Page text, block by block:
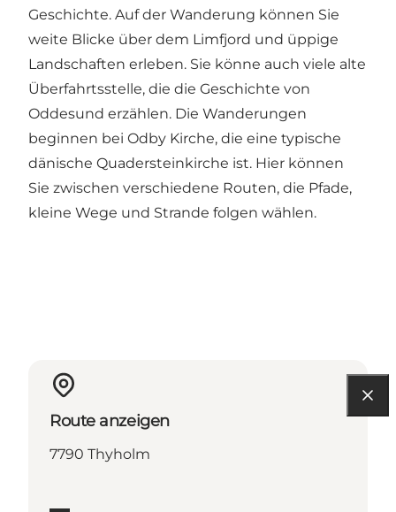
Geschichte. Auf der Wanderung können Sie
weite Blicke über dem Limfjord und üppige
Landschaften erleben. Sie könne auch viele alte
Überfahrtsstelle, die die Geschichte von
Oddesund erzählen. Die Wanderungen
beginnen bei Odby Kirche, die eine typische
dänische Quadersteinkirche ist. Hier können
Sie zwischen verschiedene Routen, die Pfade,
kleine Wege und Strande folgen wählen.
Route anzeigen
7790 Thyholm